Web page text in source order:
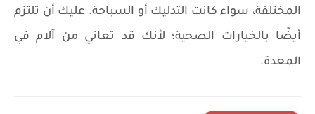
المختلفة، سواء كانت التدليك أو السباحة. عليك أن تلتزم
أيضًا بالخيارات الصحية؛ لأنك قد تعاني من آلام في
المعدة.